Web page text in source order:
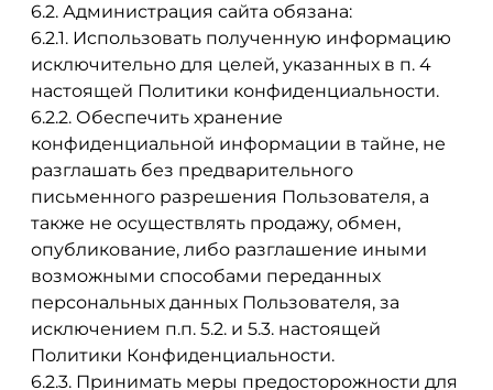
6.2. Администрация сайта обязана:
6.2.1. Использовать полученную информацию
исключительно для целей, указанных в п. 4
настоящей Политики конфиденциальности.
6.2.2. Обеспечить хранение
конфиденциальной информации в тайне, не
разглашать без предварительного
письменного разрешения Пользователя, а
также не осуществлять продажу, обмен,
опубликование, либо разглашение иными
возможными способами переданных
персональных данных Пользователя, за
исключением п.п. 5.2. и 5.3. настоящей
Политики Конфиденциальности.
6.2.3. Принимать меры предосторожности для